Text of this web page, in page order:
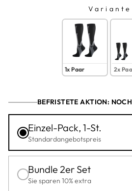
Variante
1x Paar 2x
BEFRISTETE AKTION:
Einzel-Pack, 1-St.
Standardangebotspreis
Bundle 2er Set
Sie sparen 10% extra